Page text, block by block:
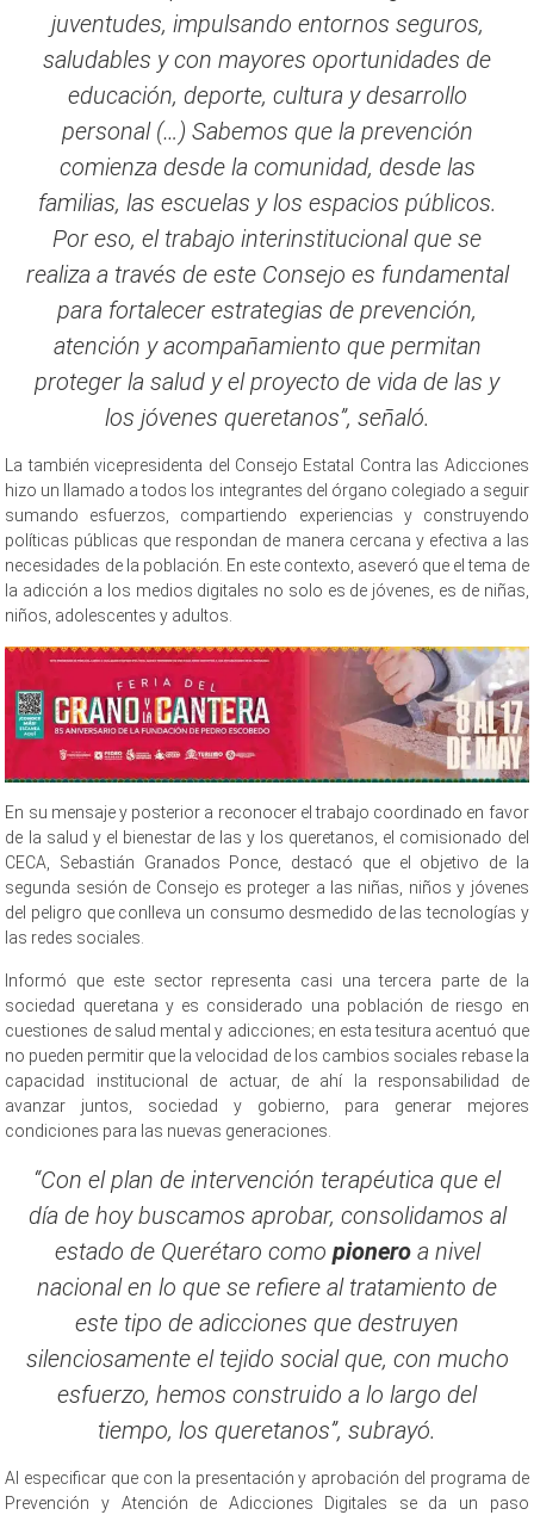
juventudes, impulsando entornos seguros,
saludables y con mayores oportunidades de
educación, deporte, cultura y desarrollo
personal (…) Sabemos que la prevención
comienza desde la comunidad, desde las
familias, las escuelas y los espacios públicos.
Por eso, el trabajo interinstitucional que se
realiza a través de este Consejo es fundamental
para fortalecer estrategias de prevención,
atención y acompañamiento que permitan
proteger la salud y el proyecto de vida de las y
los jóvenes queretanos”, señaló.
La también vicepresidenta del Consejo Estatal Contra las Adicciones
hizo un llamado a todos los integrantes del órgano colegiado a seguir
sumando esfuerzos, compartiendo experiencias y construyendo
políticas públicas que respondan de manera cercana y efectiva a las
necesidades de la población. En este contexto, aseveró que el tema de
la adicción a los medios digitales no solo es de jóvenes, es de niñas,
niños, adolescentes y adultos.
En su mensaje y posterior a reconocer el trabajo coordinado en favor
de la salud y el bienestar de las y los queretanos, el comisionado del
CECA, Sebastián Granados Ponce, destacó que el objetivo de la
segunda sesión de Consejo es proteger a las niñas, niños y jóvenes
del peligro que conlleva un consumo desmedido de las tecnologías y
las redes sociales.
Informó que este sector representa casi una tercera parte de la
sociedad queretana y es considerado una población de riesgo en
cuestiones de salud mental y adicciones; en esta tesitura acentuó que
no pueden permitir que la velocidad de los cambios sociales rebase la
capacidad institucional de actuar, de ahí la responsabilidad de
avanzar juntos, sociedad y gobierno, para generar mejores
condiciones para las nuevas generaciones.
“Con el plan de intervención terapéutica que el
día de hoy buscamos aprobar, consolidamos al
estado de Querétaro como pioneroa nivel
nacional en lo que se refiere al tratamiento de
este tipo de adicciones que destruyen
silenciosamente el tejido social que, con mucho
esfuerzo, hemos construido a lo largo del
tiempo, los queretanos”, subrayó.
Al especificar que con la presentación y aprobación del programa de
Prevención y Atención de Adicciones Digitales se da un paso